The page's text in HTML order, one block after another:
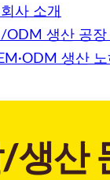
사 소개
ODM 생산 공장
생산 노
생산